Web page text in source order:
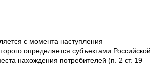
с момента наступления
определяется субъектами Российской
нахождения потребителей (п. 2 ст. 19